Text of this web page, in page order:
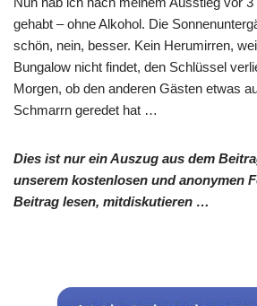
gehabt – ohne Alkohol. Die
schön, nein, besser. Kein Herumirren,
Bungalow nicht findet, den Schlüssel
Morgen, ob den anderen Gästen etwas
Schmarrn geredet hat …
Dies ist nur ein Auszug aus dem
unserem kostenlosen und anonymen
Beitrag lesen, mitdiskutieren …